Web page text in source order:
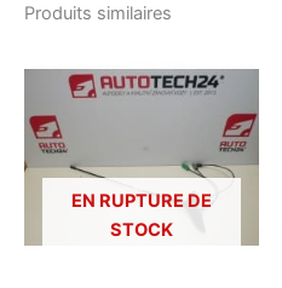
Produits similaires
EN RUPTURE DE
STOCK